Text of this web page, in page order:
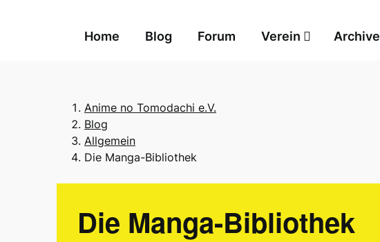
Home Blog Forum Verein Archive
Anime no Tomodachi e.V.
Blog
Allgemein
Die Manga-Bibliothek
Die Manga-Bibliothek